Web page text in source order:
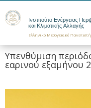
Ινστιτούτο Ενέργειας
και Κλιματικής Αλλαγής
Ελληνικό Μεσογειακό
Υπενθύμιση
εαρινού εξαμήνου